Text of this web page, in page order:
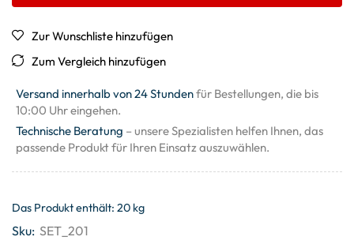
Zur Wunschliste hinzufügen
Zum Vergleich hinzufügen
Versand innerhalb von 24 Stundenfür Bestellungen, die bis
10:00 Uhr eingehen.
Technische Beratung – unsere Spezialisten helfen Ihnen, das
passende Produkt für Ihren Einsatz auszuwählen.
Das Produkt enthält: 20 kg
Sku: SET_201